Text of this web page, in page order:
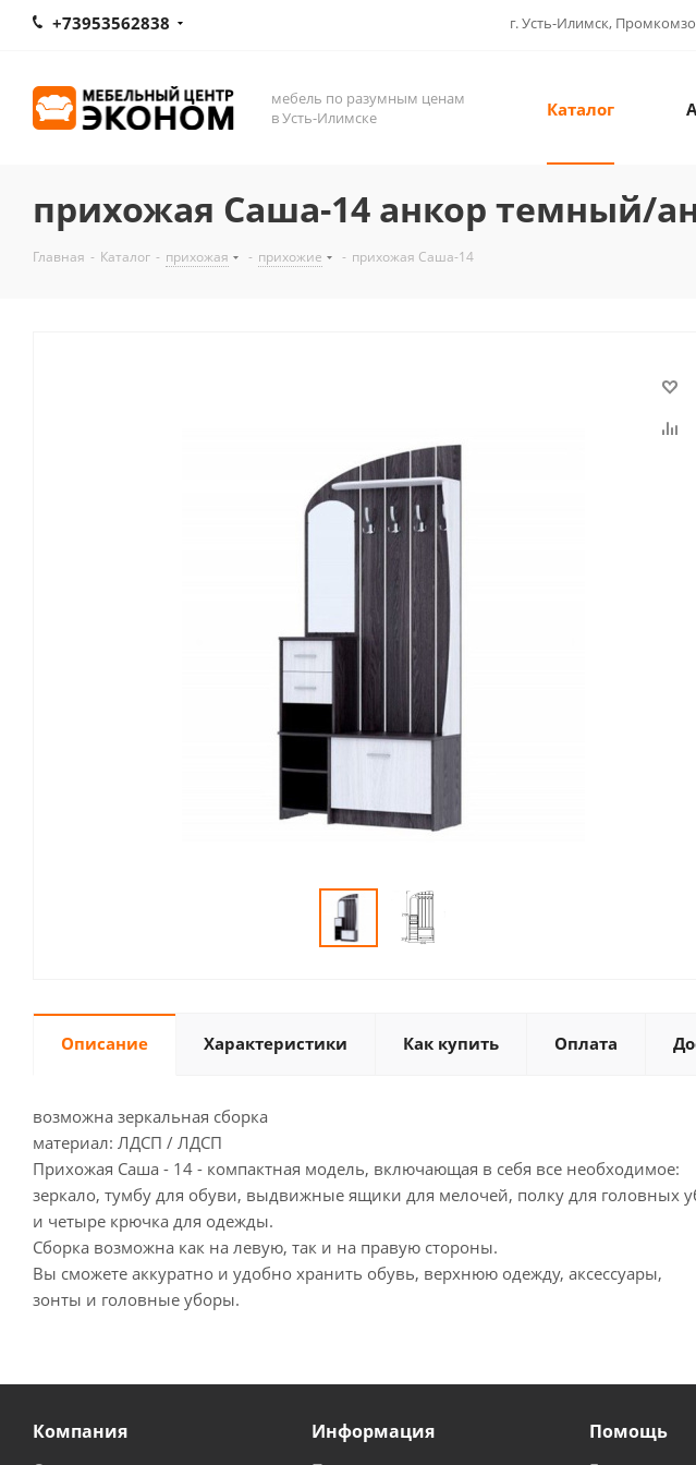
+73953562838 г. Усть-Илимск,
мебель по разумным ценам
в Усть-Илимске
Каталог
прихожая Саша-14 анкор темный/
Главная - Каталог - прихожая - прихожие - прихожая Саша-14
Описание Характеристики Как купить Оплата
возможна зеркальная сборка
материал: ЛДСП / ЛДСП
Прихожая Саша - 14 - компактная модель, включающая в себя все необходимое:
зеркало, тумбу для обуви, выдвижные ящики для мелочей, полку для головных
и четыре крючка для одежды.
Сборка возможна как на левую, так и на правую стороны.
Вы сможете аккуратно и удобно хранить обувь, верхнюю одежду, аксессуары,
зонты и головные уборы.
Компания Информация Помощь